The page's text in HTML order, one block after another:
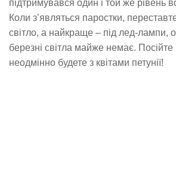
підтримувався один і той же рівень
Коли з’являться паростки,
світло, а найкраще – під лед-лампи,
березні світла майже немає. Посійте
неодмінно будете з квітами петунії!